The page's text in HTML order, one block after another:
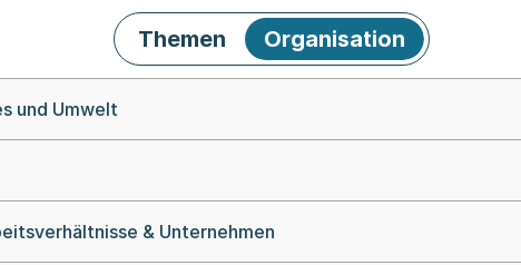
Themen Organisation
und Umwelt
& Unternehmen